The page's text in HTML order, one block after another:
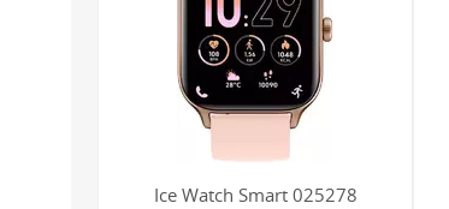
Ice Watch Smart 025278